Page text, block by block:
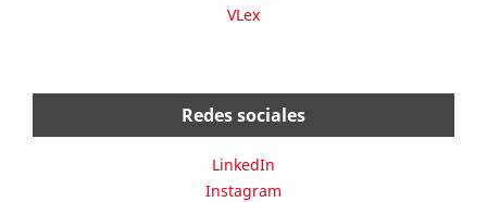
VLex
Redes sociales
LinkedIn
Instagram